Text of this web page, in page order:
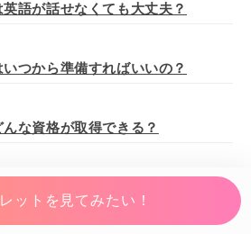
語が話せなくても大丈夫？
つから準備すればいいの？
な資格が取得できる？
ットを見てみたい！